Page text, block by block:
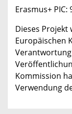
Erasmus+ PIC:
Dieses
Europäischen
Kommission
Verwendung